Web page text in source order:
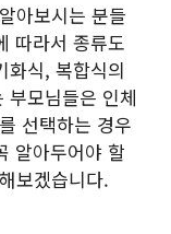
아보시는 분들
따라서 종류도
화식, 복합식의
부모님들은 인체
선택하는 경우
알아두어야 할
보겠습니다.